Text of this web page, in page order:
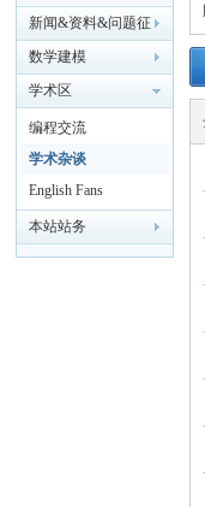
数 » › ›
新闻&资料&问题征
解&企校合作
数学建模
学术区
编程交流
学术杂谈
English Fans
本站站务